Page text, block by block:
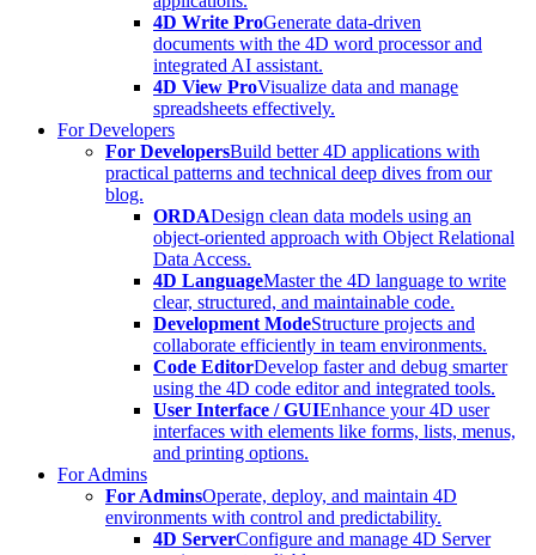
4D Write ProGenerate data-driven
documents with the 4D word processor and
integrated AI assistant.
4D View ProVisualize data and manage
spreadsheets effectively.
For Developers
For DevelopersBuild better 4D applications with
practical patterns and technical deep dives from our
blog.
ORDADesign clean data models using an
object-oriented approach with Object Relational
Data Access.
4D LanguageMaster the 4D language to write
clear, structured, and maintainable code.
Development ModeStructure projects and
collaborate efficiently in team environments.
Code EditorDevelop faster and debug smarter
using the 4D code editor and integrated tools.
User Interface / GUIEnhance your 4D user
interfaces with elements like forms, lists, menus,
and printing options.
For Admins
For AdminsOperate, deploy, and maintain 4D
environments with control and predictability.
4D ServerConfigure and manage 4D Server